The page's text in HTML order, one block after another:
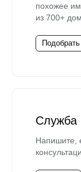
похожее
из 700+
Служба
Напишите,